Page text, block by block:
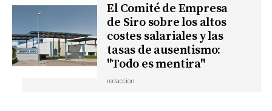
El Comité de Empresa
de Siro sobre los altos
costes salariales y las
tasas de ausentismo:
"Todo es mentira"
redaccion